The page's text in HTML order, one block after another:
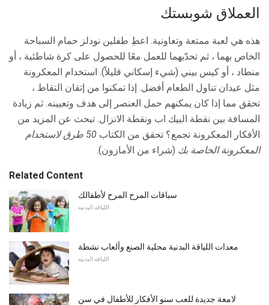
العملاق شوبستك
هذه هي لعبة ممتعة وتعاونية. اعطِ طفلين نودلز حمام السباحة
الخاص بهما ، ثم تحدّيهما للعمل معًا للحصول على كرة شاطئية ، أو
منطاد ، أو كيس بيني (شيء إسكاني قليلاً). استخدام المعكرونة
مثل عيدان تناول الطعام أفضل. إذا تمكنوا من إتقان التقاط ،
تحقق مما إذا كان يمكنهم حمل العنصر إلى هدف وتعيينه. ثم زيادة
المسافة بين نقطة البيك اب ونقطة الانزال. تبحث عن المزيد من
الأفكار المعكرونة تجمع؟ تحقق من الكتاب
50 طرق لاستخدام
المعكرونة الخاصة بك (شراء من الأمازون).
Related Content
سباقات المرح المرح لأطفالك
اللياقه البدنيه
معدات اللياقة البدنية محلية الصنع وألعاب نشطة
اللياقه البدنيه
لامعة جديدة للعب سنو الأفكار للأطفال في سن